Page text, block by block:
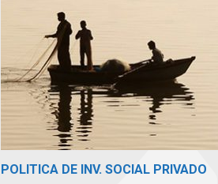
POLITICA DE INV. SOCIAL PRIVADO